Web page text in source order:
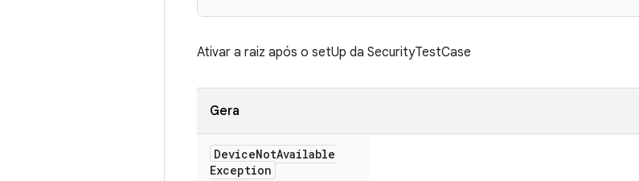
Ativar a raiz após o setUp da SecurityTestCase
Gera
DeviceNotAvailable
Exception